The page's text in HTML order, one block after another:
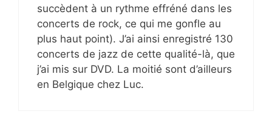
succèdent à un rythme effréné dans les
concerts de rock, ce qui me gonfle au
plus haut point). J’ai ainsi enregistré 130
concerts de jazz de cette qualité-là, que
j’ai mis sur DVD. La moitié sont d’ailleurs
en Belgique chez Luc.